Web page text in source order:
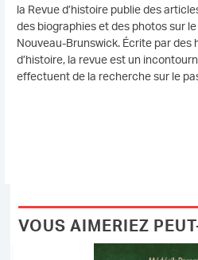
la Revue d’histoire publie des
des biographies et des photos sur
Nouveau-Brunswick. Écrite par des
d’histoire, la revue est un
effectuent de la recherche sur le
VOUS AIMERIEZ